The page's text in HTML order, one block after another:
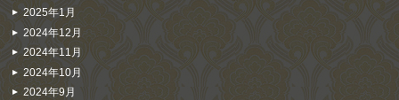
2025年1月
2024年12月
2024年11月
2024年10月
2024年9月